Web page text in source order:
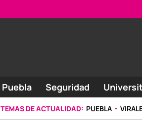
Puebla Seguridad
TEMAS DE ACTUALIDAD: PUEBLA